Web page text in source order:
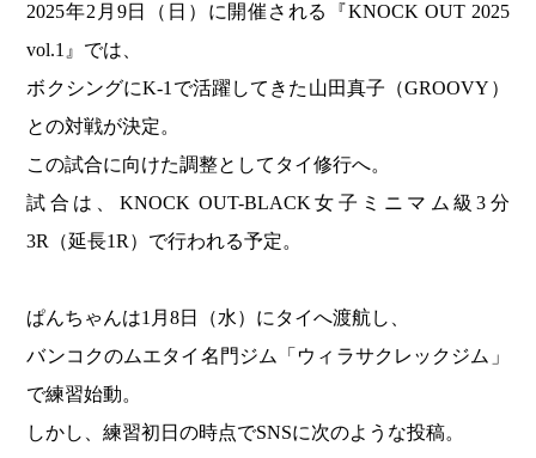
2025年2月9日（日）に開催される『KNOCK OUT 2025
vol.1』では、
ボクシングにK-1で活躍してきた山田真子（GROOVY）
との対戦が決定。
この試合に向けた調整としてタイ修行へ。
試合は、KNOCK OUT-BLACK女子ミニマム級3分
3R（延長1R）で行われる予定。
ぱんちゃんは1月8日（水）にタイへ渡航し、
バンコクのムエタイ名門ジム「ウィラサクレックジム」
で練習始動。
しかし、練習初日の時点でSNSに次のような投稿。